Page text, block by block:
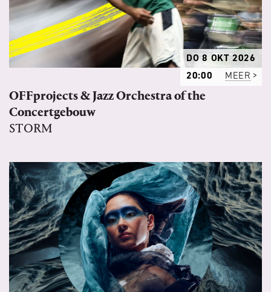
DO 8 OKT 2026
20:00
MEER
OFFprojects & Jazz Orchestra of the
Concertgebouw
STORM